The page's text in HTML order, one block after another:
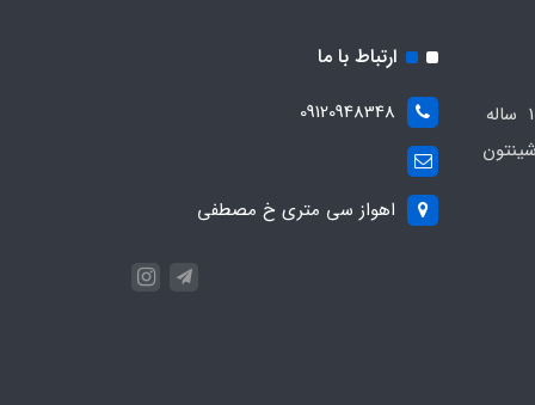
مجموعه مهدی اسپرت باسابقه 10 ساله
ارتباط با ما
09120948348
اهواز سی متری خ مصطفی